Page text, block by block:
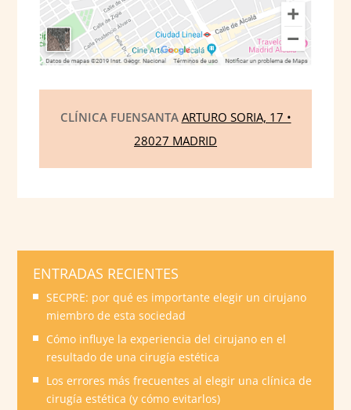
CLÍNICA FUENSANTA ARTURO SORIA, 17 •
28027 MADRID
ENTRADAS RECIENTES
SECPRE: por qué es importante elegir un cirujano
miembro de esta sociedad
Cómo influye la experiencia del cirujano en el
resultado de una cirugía estética
Los errores más frecuentes al elegir una clínica de
cirugía estética (y cómo evitarlos)